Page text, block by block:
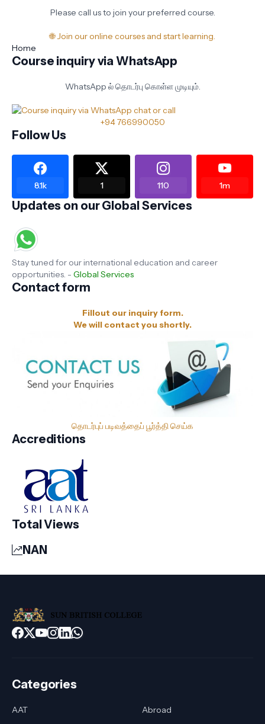
Please call us to join your preferred course.
🌐 Join our online courses and start learning.
Home
Course inquiry via WhatsApp
WhatsApp ல் தொடர்பு கொள்ள முடியும்.
+94 766990050
Follow Us
8.1k 1 110 1m
Updates on our Global Services
Stay tuned for our international education and career
opportunities. - Global Services
Contact form
Fillout our inquiry form.
We will contact you shortly.
தொடர்புப் படிவத்தைப் பூர்த்தி செய்க
Accreditions
Total Views
NAN
Categories
AAT Abroad